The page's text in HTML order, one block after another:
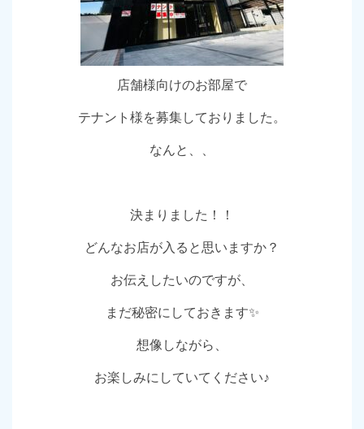
店舗様向けのお部屋で
テナント様を募集しておりました。
なんと、、
決まりました！！
どんなお店が入ると思いますか？
お伝えしたいのですが、
まだ秘密にしておきます✨
想像しながら、
お楽しみにしていてください♪